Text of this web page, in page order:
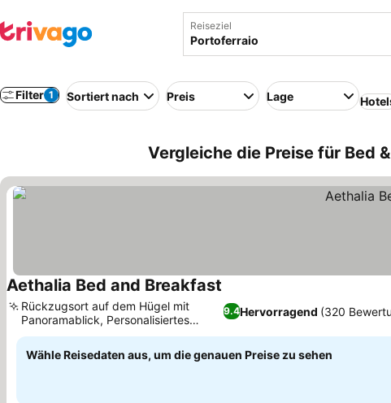
Reiseziel
Filter 1 Sortiert nach Preis Lage
Vergleiche die Preise für Bed
Aethalia Bed and Breakfast
9.4Hervorragend (320
Rückzugsort auf dem Hügel mit
Panoramablick, Personalisiertes
Frühstück im Garten
Wähle Reisedaten aus, um die genauen Preise zu sehen